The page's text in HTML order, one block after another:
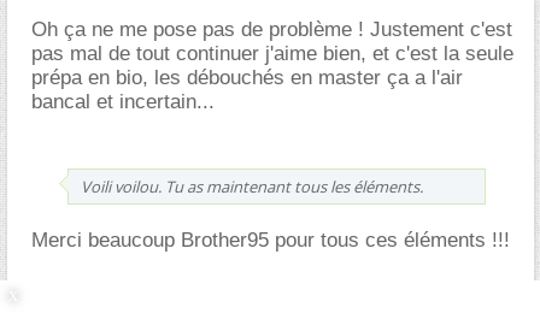
Oh ça ne me pose pas de problème ! Justement c'est
pas mal de tout continuer j'aime bien, et c'est la seule
prépa en bio, les débouchés en master ça a l'air
bancal et incertain...
Voili voilou. Tu as maintenant tous les éléments.
Merci beaucoup Brother95 pour tous ces éléments !!!